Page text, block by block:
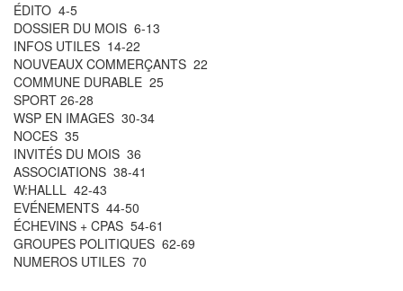
ÉDITO 4-5
DOSSIER DU MOIS 6-13
INFOS UTILES 14-22
NOUVEAUX COMMERÇANTS 22
COMMUNE DURABLE 25
SPORT 26-28
WSP EN IMAGES 30-34
NOCES 35
INVITÉS DU MOIS 36
ASSOCIATIONS 38-41
W:HALLL 42-43
EVÉNEMENTS 44-50
ÉCHEVINS + CPAS 54-61
GROUPES POLITIQUES 62-69
NUMEROS UTILES 70